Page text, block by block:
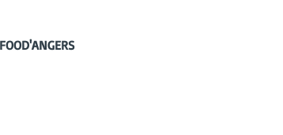
FOOD'ANGERS